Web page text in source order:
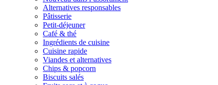
Alternatives responsables
Pâtisserie
Petit-déjeuner
Café & thé
Ingrédients de cuisine
Cuisine rapide
Viandes et alternatives
Chips & popcorn
Biscuits salés